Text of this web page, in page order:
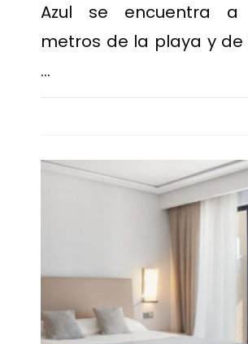
Azul se encuentra a
metros de la playa y de
…